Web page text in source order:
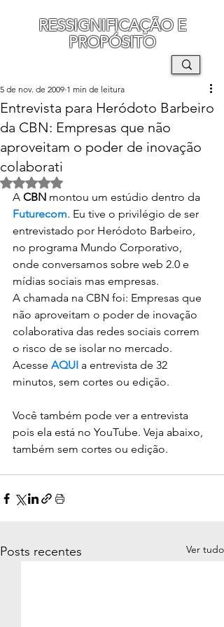
RESSIGNIFICAÇÃO E
PROPÓSITO
Entrevista para Heródoto Barbeiro
da CBN: Empresas que não
aproveitam o poder de inovação
colaborati
5 de nov. de 2009 1 min de leitura
Avaliado com NaN de 5 estrelas.
A CBN montou um estúdio dentro da
Futurecom. Eu tive o privilégio de ser
entrevistado por Heródoto Barbeiro,
no programa Mundo Corporativo,
onde conversamos sobre web 2.0 e
mídias sociais mas empresas.
A chamada na CBN foi: Empresas que
não aproveitam o poder de inovação
colaborativa das redes sociais correm
o risco de se isolar no mercado.
Acesse AQUI a entrevista de 32
minutos, sem cortes ou edição.
Você também pode ver a entrevista
pois ela está no YouTube. Veja abaixo,
também sem cortes ou edição.
Posts recentes Ver tudo